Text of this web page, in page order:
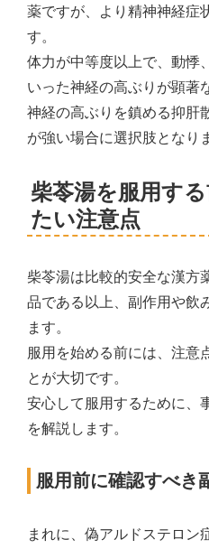
薬ですが、より精神神経症
す。
体力が中等度以上で、動悸
いった神経の高ぶりが顕著
神経の高ぶりを鎮める抑肝
が強い場合に選択肢となり
柴苓湯を服用す
たい注意点
柴苓湯は比較的安全な漢方
品である以上、副作用や飲
ます。
服用を始める前には、注意
とが大切です。
安心して服用するために、
を解説します。
服用前に確認すべき
まれに、偽アルドステロン